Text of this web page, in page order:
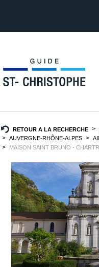
RETOUR A LA RECHERCHE
AUVERGNE-RHÔNE-ALPES
MAISON SAINT BRUNO -